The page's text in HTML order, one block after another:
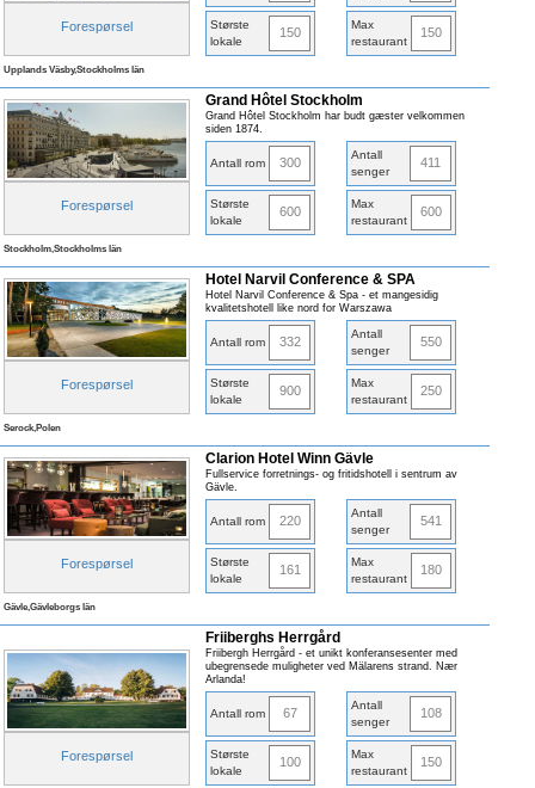
Forespørsel
Største
lokale
150
Max
restaurant
150
Upplands Väsby,Stockholms län
Forespørsel
Grand Hôtel Stockholm
Grand Hôtel Stockholm har budt gæster velkommen
siden 1874.
Antall rom 300
Antall
senger
411
Største
lokale
600
Max
restaurant
600
Stockholm,Stockholms län
Forespørsel
Hotel Narvil Conference & SPA
Hotel Narvil Conference & Spa - et mangesidig
kvalitetshotell like nord for Warszawa
Antall rom 332
Antall
senger
550
Største
lokale
900
Max
restaurant
250
Serock,Polen
Forespørsel
Clarion Hotel Winn Gävle
Fullservice forretnings- og fritidshotell i sentrum av
Gävle.
Antall rom 220
Antall
senger
541
Største
lokale
161
Max
restaurant
180
Gävle,Gävleborgs län
Forespørsel
Friiberghs Herrgård
Friibergh Herrgård - et unikt konferansesenter med
ubegrensede muligheter ved Mälarens strand. Nær
Arlanda!
Antall rom 67
Antall
senger
108
Største
lokale
100
Max
restaurant
150